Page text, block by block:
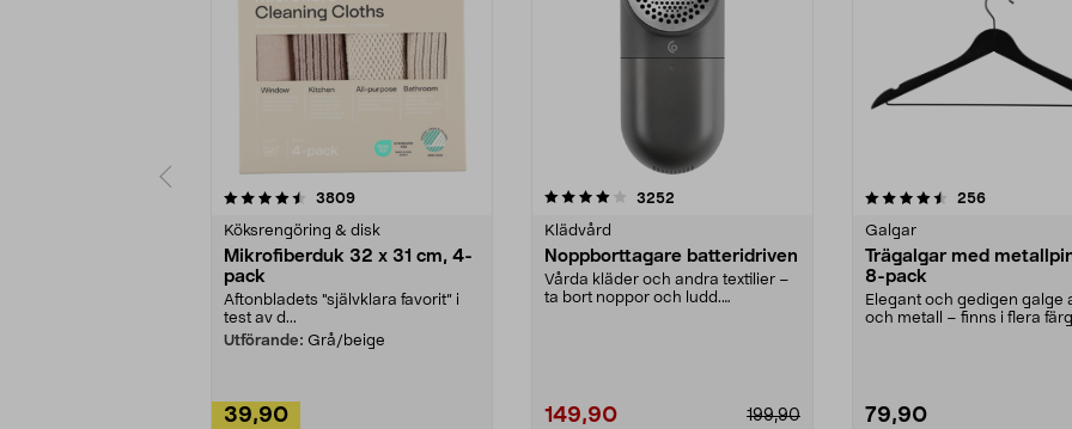
3809recensioner
Köksrengöring & disk
Mikrofiberduk 32 x 31 cm, 4-
pack
Aftonbladets "självklara favorit” i
test av d...
Utförande: Grå/beige
39,90
4.0av 5 stjärnor 3252
Klädvård
Noppborttagare batteridriven
Vårda kläder och andra textilier –
ta bort noppor och ludd.
199,90
149,90
4.5av 5 stjärnor 256recensioner
Galgar
Trägalgar med
8-pack
Elegant och gedigen galge
och metall – finns i flera
79,90
4.0av 5 stjärnor